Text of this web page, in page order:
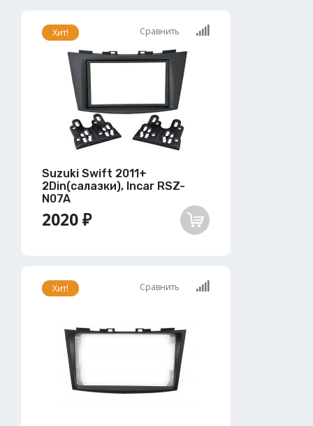
Хит! Сравнить
Suzuki Swift 2011+
2Din(салазки), Incar RSZ-
N07A
2020 ₽
Хит! Сравнить